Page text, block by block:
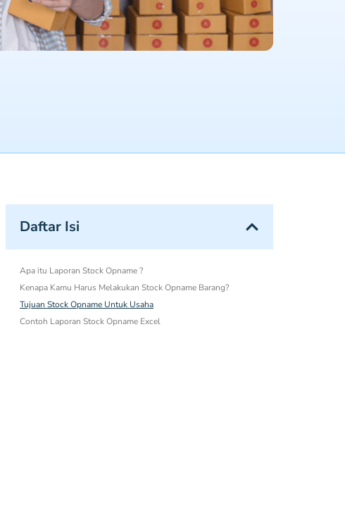
Daftar Isi
Apa itu Laporan Stock Opname ?
Kenapa Kamu Harus Melakukan Stock Opname Barang?
Tujuan Stock Opname Untuk Usaha
Contoh Laporan Stock Opname Excel